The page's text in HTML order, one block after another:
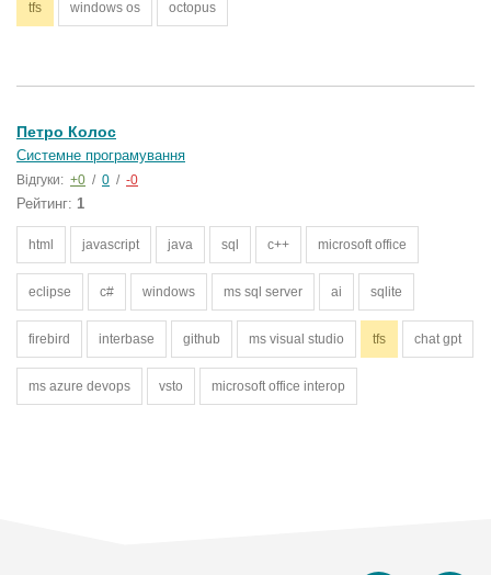
tfs windows os octopus
Петро Колос
Системне програмування
Відгуки: +0 / 0 / -0
Рейтинг: 1
html javascript java sql c++ microsoft office
eclipse c# windows ms sql server ai sqlite
firebird interbase github ms visual studio tfs chat gpt
ms azure devops vsto microsoft office interop